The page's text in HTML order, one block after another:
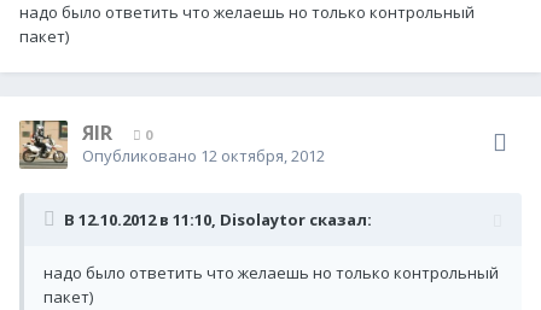
надо было ответить что желаешь но только контрольный
пакет)
ЯIR 0
Опубликовано 12 октября, 2012
В 12.10.2012 в 11:10, Disolaytor сказал:
надо было ответить что желаешь но только контрольный
пакет)